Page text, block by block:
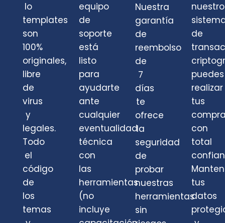
lo
templates
son
100%
originales,
libre
de
virus
y
legales.
Todo
el
código
de
los
temas
equipo
de
soporte
está
listo
para
ayudarte
ante
cualquier
eventualidad
técnica
con
las
herramientas
(no
incluye
Nuestra
garantía
de
reembolso
de
7
días
te
ofrece
la
seguridad
de
probar
nuestras
herramientas
sin
nuestro
de
puedes
realizar
tus
con
total
tus
datos